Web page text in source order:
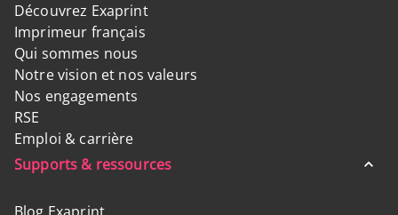
Découvrez Exaprint
Imprimeur français
Qui sommes nous
Notre vision et nos valeurs
Nos engagements
RSE
Emploi & carrière
Supports & ressources